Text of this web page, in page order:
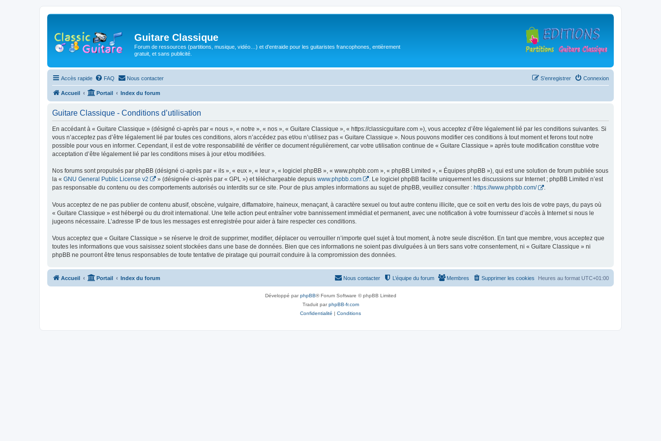
Guitare Classique
Forum de ressources (partitions, musique, vidéo…) et d'entraide pour les guitaristes francophones, entièrement
gratuit, et sans publicité.
Accès rapide FAQ Nous contacter Connexion
S’enregistrer
Accueil Portail Index du forum
Guitare Classique - Conditions d’utilisation
En accédant à « Guitare Classique » (désigné ci-après par « nous », « notre », « nos », « Guitare Classique », « https://classicguitare.com »), vous acceptez d’être légalement lié par les conditions suivantes. Si
vous n’acceptez pas d’être légalement lié par toutes ces conditions, alors n’accédez pas et/ou n’utilisez pas « Guitare Classique ». Nous pouvons modifier ces conditions à tout moment et ferons tout notre
possible pour vous en informer. Cependant, il est de votre responsabilité de vérifier ce document régulièrement, car votre utilisation continue de « Guitare Classique » après toute modification constitue votre
acceptation d’être légalement lié par les conditions mises à jour et/ou modifiées.
Nos forums sont propulsés par phpBB (désigné ci-après par « ils », « eux », « leur », « logiciel phpBB », « www.phpbb.com », « phpBB Limited », « Équipes phpBB »), qui est une solution de forum publiée sous
la « GNU General Public License v2 » (désignée ci-après par « GPL ») et téléchargeable depuis www.phpbb.com
. Le logiciel phpBB facilite uniquement les discussions sur Internet ; phpBB Limited n’est
pas responsable du contenu ou des comportements autorisés ou interdits sur ce site. Pour de plus amples informations au sujet de phpBB, veuillez consulter : https://www.phpbb.com/ .
Vous acceptez de ne pas publier de contenu abusif, obscène, vulgaire, diffamatoire, haineux, menaçant, à caractère sexuel ou tout autre contenu illicite, que ce soit en vertu des lois de votre pays, du pays où
« Guitare Classique » est hébergé ou du droit international. Une telle action peut entraîner votre bannissement immédiat et permanent, avec une notification à votre fournisseur d’accès à Internet si nous le
jugeons nécessaire. L’adresse IP de tous les messages est enregistrée pour aider à faire respecter ces conditions.
Vous acceptez que « Guitare Classique » se réserve le droit de supprimer, modifier, déplacer ou verrouiller n’importe quel sujet à tout moment, à notre seule discrétion. En tant que membre, vous acceptez que
toutes les informations que vous saisissez soient stockées dans une base de données. Bien que ces informations ne soient pas divulguées à un tiers sans votre consentement, ni « Guitare Classique » ni
phpBB ne pourront être tenus responsables de toute tentative de piratage qui pourrait conduire à la compromission des données.
Accueil Portail Index du forum Heures au format UTC+01:00
Supprimer les cookies
Membres
L’équipe du forum
Nous contacter
Développé parphpBB® Forum Software © phpBB Limited
Traduit parphpBB-fr.com
Confidentialité | Conditions